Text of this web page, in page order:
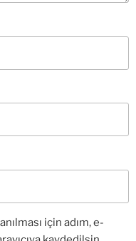
için adım, e-